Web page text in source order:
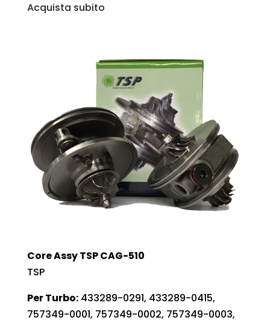
Acquista subito
Core Assy TSP CAG-510
TSP
Per Turbo:433289-0291, 433289-0415,
757349-0001, 757349-0002, 757349-0003,